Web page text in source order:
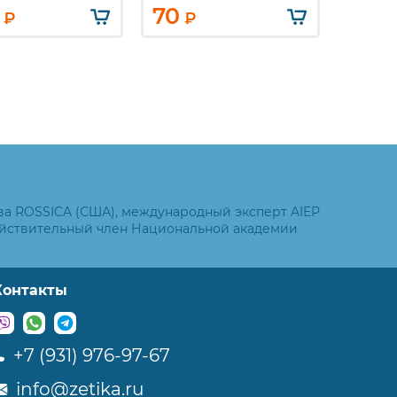
₽ 70 ₽
ROSSICA (США), международный эксперт AIEP
член Национальной академии
+7 (931) 976-97-67
info@zetika.ru